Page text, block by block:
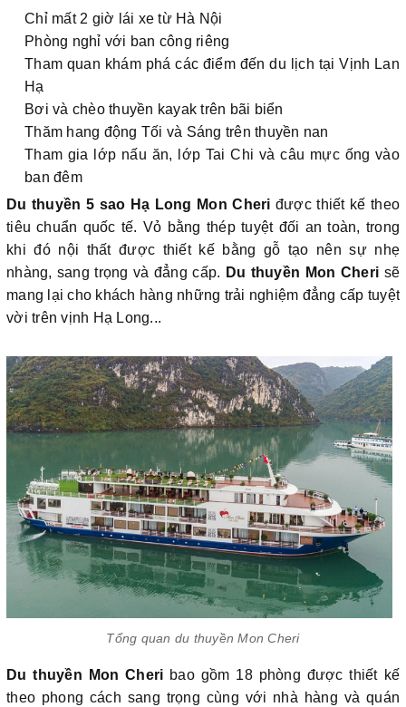
Chỉ mất 2 giờ lái xe từ Hà Nội
Phòng nghỉ với ban công riêng
Tham quan khám phá các điểm đến du lịch tại Vịnh Lan
Hạ
Bơi và chèo thuyền kayak trên bãi biển
Thăm hang động Tối và Sáng trên thuyền nan
Tham gia lớp nấu ăn, lớp Tai Chi và câu mực ống vào
ban đêm
Du thuyền 5 sao Hạ Long Mon Cheri được thiết kế theo
tiêu chuẩn quốc tế. Vỏ bằng thép tuyệt đối an toàn, trong
khi đó nội thất được thiết kế bằng gỗ tạo nên sự nhẹ
nhàng, sang trọng và đẳng cấp. Du thuyền Mon Cheri sẽ
mang lại cho khách hàng những trải nghiệm đẳng cấp tuyệt
vời trên vịnh Hạ Long...
Tổng quan du thuyền Mon Cheri
Du thuyền Mon Cheri bao gồm 18 phòng được thiết kế
theo phong cách sang trọng cùng với nhà hàng và quán